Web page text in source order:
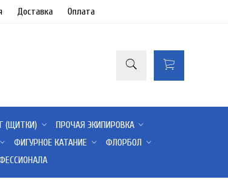
Доставка Оплата
(ЩИТКИ)
ПРОЧАЯ ЭКИПИРОВКА
ФИГУРНОЕ КАТАНИЕ
ФЛОРБОЛ